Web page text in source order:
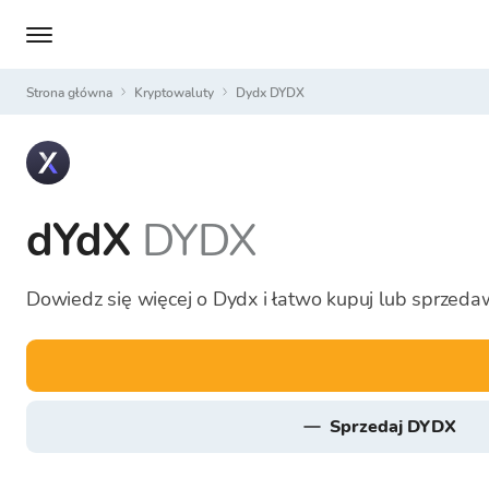
Strona główna Kryptowaluty Dydx DYDX
dYdX DYDX
Dowiedz się więcej o Dydx i łatwo kupuj lub
sprzedaj DYDX